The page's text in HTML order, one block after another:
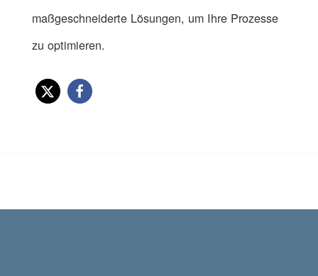
maßgeschneiderte Lösungen, um Ihre Prozesse
zu optimieren.